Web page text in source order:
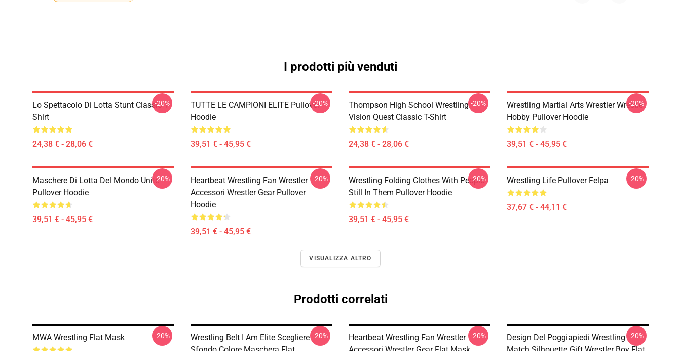
I prodotti più venduti
Lo Spettacolo Di Lotta Stunt Classic T-
Shirt
24,38 € - 28,06 €
-20%
TUTTE LE CAMPIONI ELITE Pullover
Hoodie
39,51 € - 45,95 €
-20%
Thompson High School Wrestling
Vision Quest Classic T-Shirt
24,38 € - 28,06 €
-20%
Wrestling Martial Arts Wrestler Wrestle
Hobby Pullover Hoodie
39,51 € - 45,95 €
-20%
Maschere Di Lotta Del Mondo Unite
Pullover Hoodie
39,51 € - 45,95 €
-20%
Heartbeat Wrestling Fan Wrestler
Accessori Wrestler Gear Pullover
Hoodie
39,51 € - 45,95 €
-20%
Wrestling Folding Clothes With People
Still In Them Pullover Hoodie
39,51 € - 45,95 €
-20% Wrestling Life Pullover Felpa
37,67 € - 44,11 €
-20%
VISUALIZZA ALTRO
Prodotti correlati
MWA Wrestling Flat Mask -20%
Wrestling Belt I Am Elite Scegliere -20%
Heartbeat Wrestling Fan Wrestler
-20%
Design Del Poggiapiedi Wrestling -20%